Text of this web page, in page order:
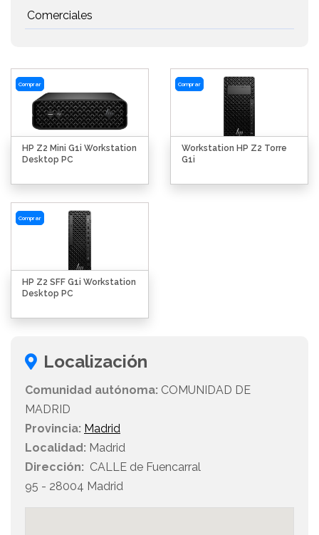
Comerciales
Comprar
HP Z2 Mini G1i Workstation
Desktop PC
Comprar
Workstation HP Z2 Torre
G1i
Comprar
HP Z2 SFF G1i Workstation
Desktop PC
Localización
Comunidad autónoma: COMUNIDAD DE
MADRID
Provincia: Madrid
Localidad: Madrid
Dirección: CALLE de Fuencarral
95 - 28004 Madrid